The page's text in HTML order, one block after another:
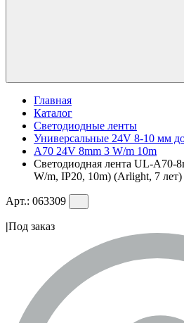
Главная
Каталог
Светодиодные ленты
Универсальные 24V 8-10 мм
A70 24V 8mm 3 W/m 10m
Светодиодная лента UL-A70-
W/m, IP20, 10m) (Arlight, 7 лет)
Арт.: 063309
|Под заказ